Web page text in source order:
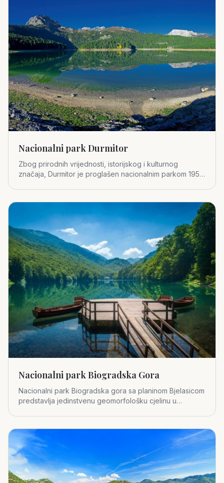
Nacionalni park Durmitor
Zbog prirodnih vrijednosti, istorijskog i kulturnog
značaja, Durmitor je proglašen nacionalnim parkom 1952.
Nacionalni park Biogradska Gora
Nacionalni park Biogradska gora sa planinom Bjelasicom
predstavlja jedinstvenu geomorfološku cjelinu u